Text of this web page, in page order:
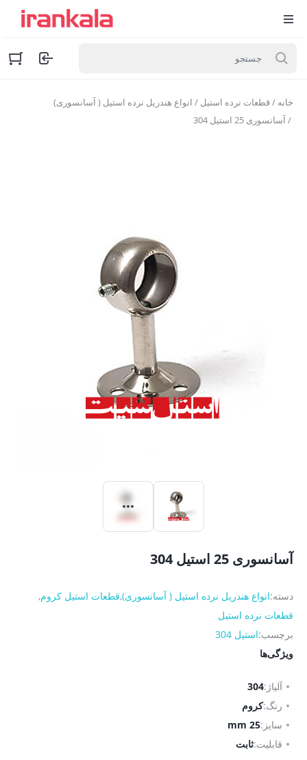
خانه /قطعات نرده استیل / انواع هندریل نرده استیل ( آسانسوری)
/ آسانسوری 25 استیل 304
آسانسوری 25 استیل 304
دسته:انواع هندریل نرده استیل ( آسانسوری),قطعات استیل کروم,
قطعات نرده استیل
برچسب:استیل 304
ویژگی‌ها
آلیاژ:304
رنگ:کروم
سایز:25 mm
قابلیت:ثابت